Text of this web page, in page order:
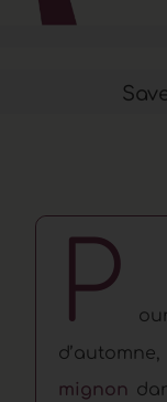
P
mignon